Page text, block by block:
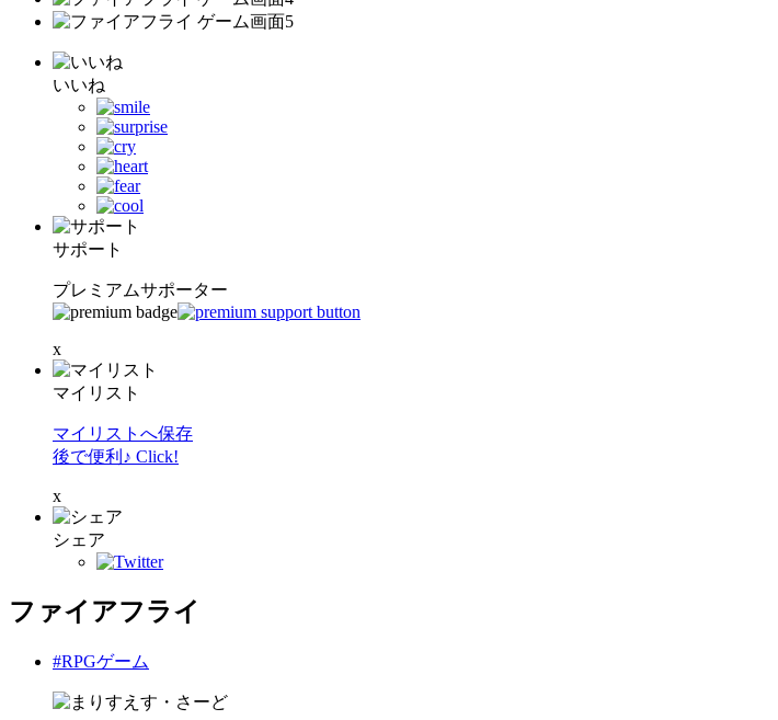
いいね
サポート
プレミアムサポーター
x
マイリスト
マイリストへ保存
後で便利♪ Click!
x
シェア
ファイアフライ
#RPGゲーム